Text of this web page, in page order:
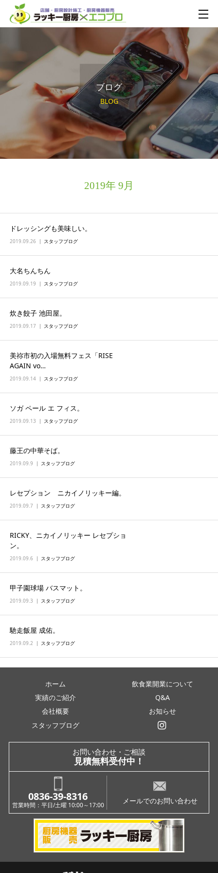
ブログ
BLOG
2019年 9月
ドレッシングも美味しい。
2019.09.26 スタッフブログ
大名ちんちん
2019.09.19 スタッフブログ
炊き餃子 池田屋。
2019.09.17 スタッフブログ
美祢市初の入場無料フェス「RISE
AGAIN vo…
2019.09.14 スタッフブログ
ソガ ペール エ フィス。
2019.09.13 スタッフブログ
藤王の中華そば。
2019.09.9 スタッフブログ
レセプション ニカイノリッキー編。
2019.09.7 スタッフブログ
RICKY、ニカイノリッキー レセプショ
ン。
2019.09.6 スタッフブログ
甲子園球場 バスマット。
2019.09.3 スタッフブログ
馳走飯屋 成佑。
2019.09.2 スタッフブログ
ホーム
飲食業開業について
実績のご紹介
Q&A
会社概要
お知らせ
スタッフブログ
お問い合わせ・ご相談
見積無料受付中！
0836-39-8316
営業時間：平日/土曜 10:00～17:00 メールでのお問い合わせ